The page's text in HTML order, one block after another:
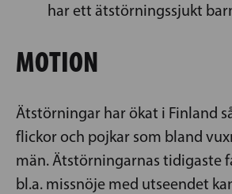
har ett ätstörningssjukt
MOTION
Ätstörningar har ökat i Finland
flickor och pojkar som bland
män. Ätstörningarnas tidigaste
bl.a. missnöje med utseendet